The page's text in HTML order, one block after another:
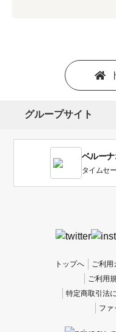
い
グループサイト
ベルー
タイムセ
トップへ ご利用
ご利用
特定商取引法
ファ